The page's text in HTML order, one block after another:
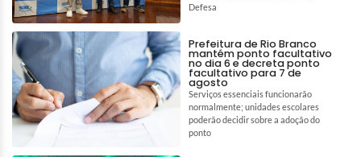
Defesa
Prefeitura de Rio Branco
mantém ponto facultativo
no dia 6 e decreta ponto
facultativo para 7 de
agosto
Serviços essenciais funcionarão
normalmente; unidades escolares
poderão decidir sobre a adoção do
ponto